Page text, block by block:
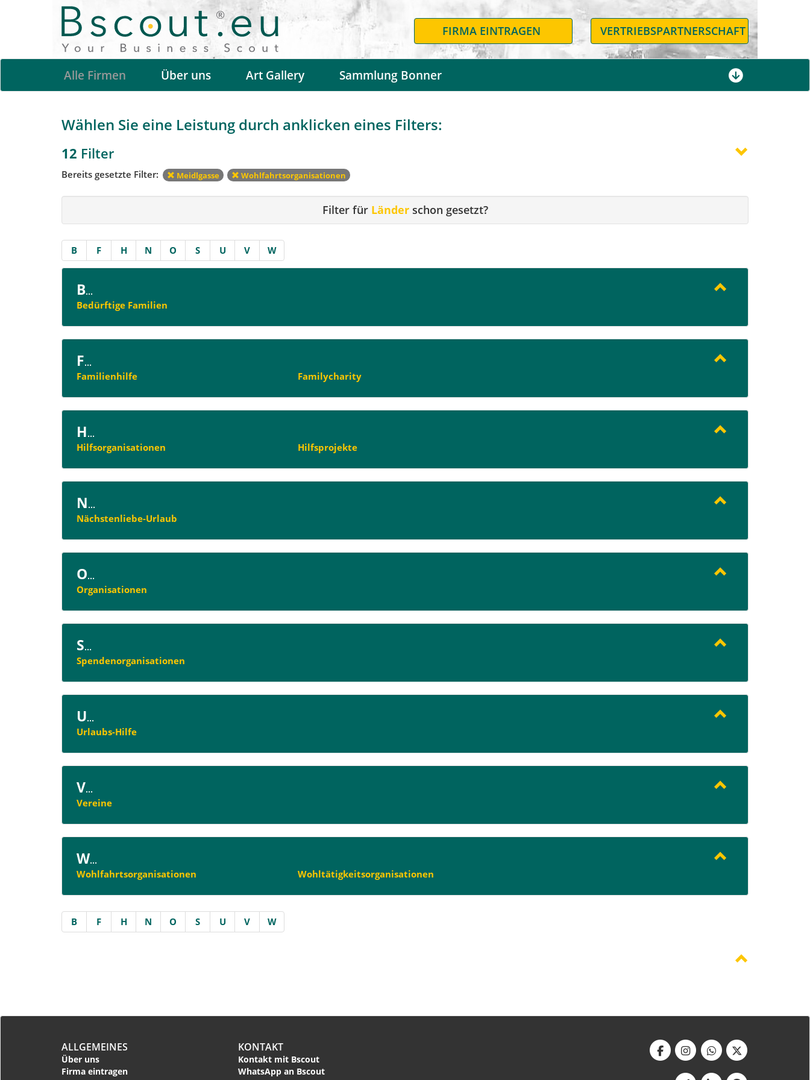
FIRMA EINTRAGEN VERTRIEBSPARTNERSCHAFT
Alle Firmen Über uns Art Gallery Sammlung Bonner
Wählen Sie eine Leistung durch anklicken eines Filters:
12 Filter
Bereits gesetzte Filter: Meidlgasse Wohlfahrtsorganisationen
Filter für Länderschon gesetzt?
B F H N O S U V W
B...
Bedürftige Familien
F...
Familienhilfe
Familycharity
H...
Hilfsorganisationen
Hilfsprojekte
N...
Nächstenliebe-Urlaub
O...
Organisationen
S...
Spendenorganisationen
U...
Urlaubs-Hilfe
V...
Vereine
W...
Wohlfahrtsorganisationen
Wohltätigkeitsorganisationen
B F H N O S U V W
ALLGEMEINES
Über uns
Firma eintragen
KONTAKT
Kontakt mit Bscout
WhatsApp an Bscout